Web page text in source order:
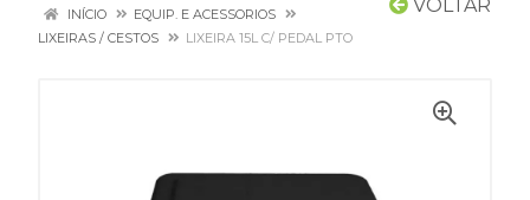
VOLTAR
INÍCIO
EQUIP. E ACESSORIOS
LIXEIRAS / CESTOS
LIXEIRA 15L C/ PEDAL PTO